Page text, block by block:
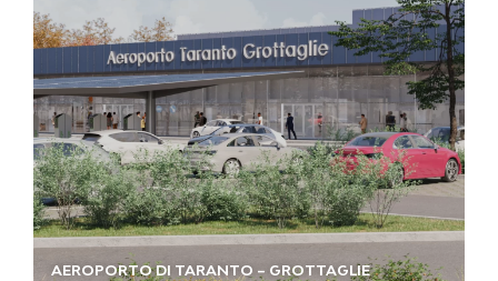
AEROPORTO DI TARANTO – GROTTAGLIE